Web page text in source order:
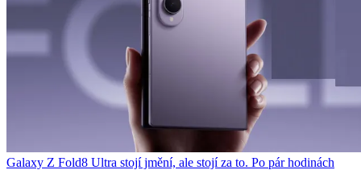
Galaxy Z Fold8 Ultra stojí jmění, ale stojí za to. Po pár hodinách